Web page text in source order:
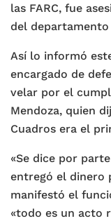
las FARC, fue
del departamento
Así lo informó
encargado de
velar por el
Mendoza, quien
Cuadros era el
«Se dice por
entregó el dinero
manifestó el
«todo es un acto